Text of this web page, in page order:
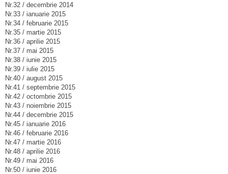
Nr.32 / decembrie 2014
Nr.33 / ianuarie 2015
Nr.34 / februarie 2015
Nr.35 / martie 2015
Nr.36 / aprilie 2015
Nr.37 / mai 2015
Nr.38 / iunie 2015
Nr.39 / iulie 2015
Nr.40 / august 2015
Nr.41 / septembrie 2015
Nr.42 / octombrie 2015
Nr.43 / noiembrie 2015
Nr.44 / decembrie 2015
Nr.45 / ianuarie 2016
Nr.46 / februarie 2016
Nr.47 / martie 2016
Nr.48 / aprilie 2016
Nr.49 / mai 2016
Nr.50 / iunie 2016